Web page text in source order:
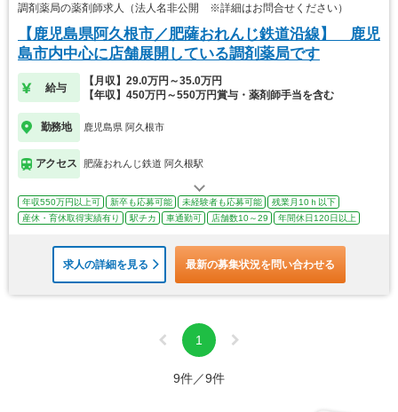
調剤薬局の薬剤師求人（法人名非公開 ※詳細はお問合せください）
【鹿児島県阿久根市／肥薩おれんじ鉄道沿線】 鹿児
島市内中心に店舗展開している調剤薬局です
給与
【月収】29.0万円～35.0万円
【年収】450万円～550万円賞与・薬剤師手当を含む
勤務地 鹿児島県 阿久根市
アクセス 肥薩おれんじ鉄道 阿久根駅
年収550万円以上可 新卒も応募可能 未経験者も応募可能
残業月10ｈ以下
産休・育休取得実績有り
駅チカ 車通勤可 店舗数10～29 年間休日120日以上
求人の詳細を見る 最新の募集状況を問い合わせる
1
9件／9件